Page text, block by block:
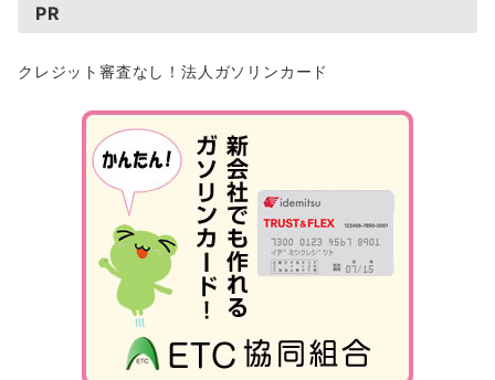
PR
クレジット審査なし！法人ガソリンカード